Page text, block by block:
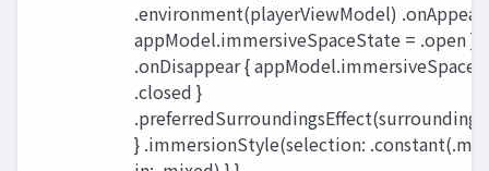
.environment(playerViewModel) .onAppear
appModel.immersiveSpaceState = .open }
.onDisappear {
.closed }
} .immersionStyle(selection: